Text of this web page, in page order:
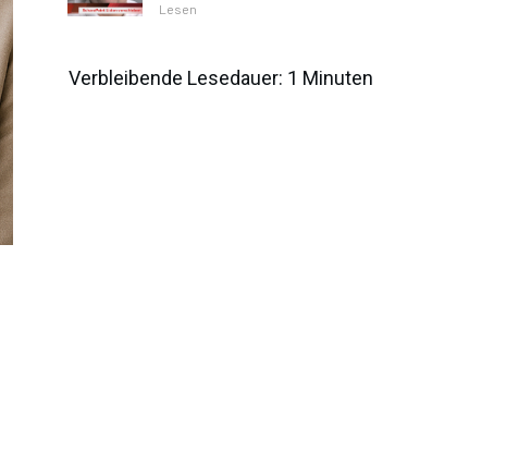
Lesen
Verbleibende Lesedauer: 1 Minuten